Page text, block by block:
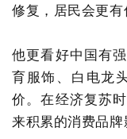
修复，居民会更有
他更看好中国有
育服饰、白电龙
价。在经济复苏
来积累的消费品